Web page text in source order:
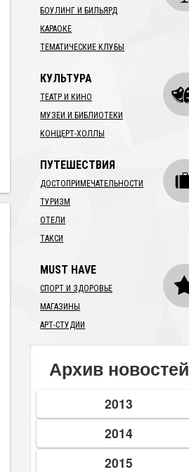
БОУЛИНГ И БИЛЬЯРД
КАРАОКЕ
ТЕМАТИЧЕСКИЕ КЛУБЫ
КУЛЬТУРА
ТЕАТР И КИНО
МУЗЕИ И БИБЛИОТЕКИ
КОНЦЕРТ-ХОЛЛЫ
ПУТЕШЕСТВИЯ
ДОСТОПРИМЕЧАТЕЛЬНОСТИ
ТУРИЗМ
ОТЕЛИ
ТАКСИ
MUST HAVE
СПОРТ И ЗДОРОВЬЕ
МАГАЗИНЫ
АРТ-СТУДИИ
Архив новостей
2013
2014
2015